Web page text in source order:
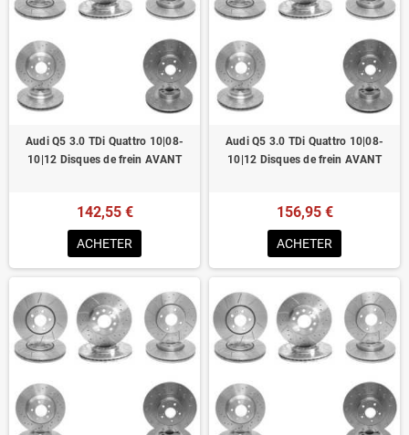
Homologué pour le contrôle technique
Audi Q5 3.0 TDi Quattro 10|08-
10|12 Disques de frein AVANT
142,55 €
ACHETER
Audi Q5 3.0 TDi Quattro 10|08-
10|12 Disques de frein AVANT
156,95 €
ACHETER